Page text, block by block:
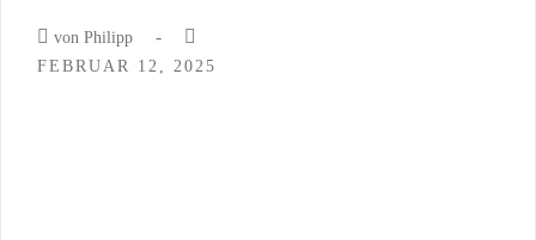
von Philipp -
FEBRUAR 12, 2025